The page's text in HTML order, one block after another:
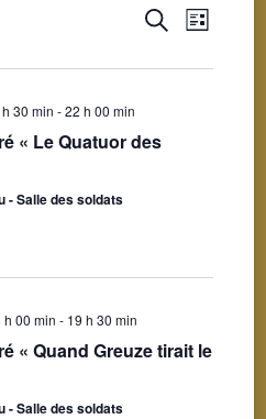
et
RECHERCHE
de
LISTE
30 min -22 h 00 min
« Le Quatuor des
- Salle des soldats
00 min - 19 h 30 min
« Quand Greuze tirait le
- Salle des soldats